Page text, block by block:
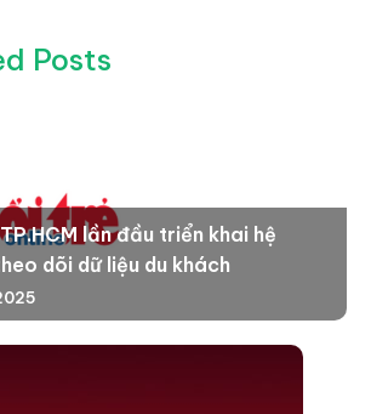
Posts
lần đầu triển khai hệ
dõi dữ liệu du khách